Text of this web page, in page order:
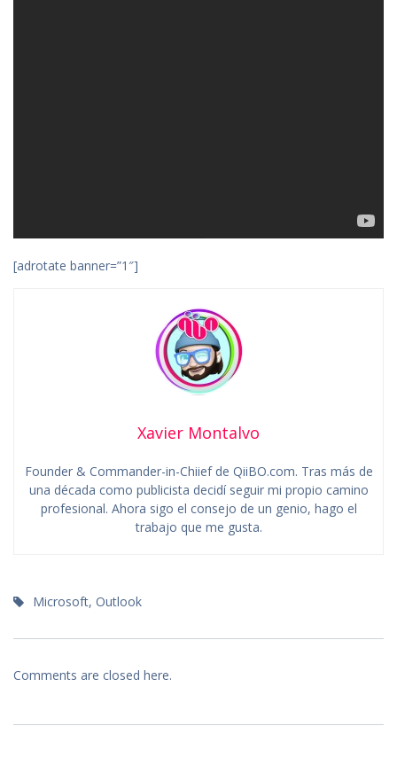
[adrotate banner=”1″]
Xavier Montalvo
Founder & Commander-in-Chiief de QiiBO.com. Tras más de
una década como publicista decidí seguir mi propio camino
profesional. Ahora sigo el consejo de un genio, hago el
trabajo que me gusta.
Microsoft, Outlook
Comments are closed here.